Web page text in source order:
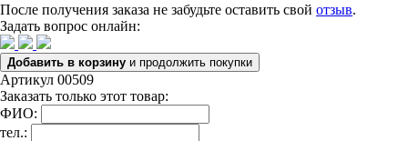
После получения заказа не забудьте оставить свой отзыв.
Задать вопрос онлайн:
Добавить в корзину и продолжить покупки
Артикул 00509
Заказать только этот товар:
ФИО:
тел.: